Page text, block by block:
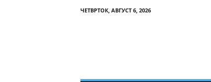
ЧЕТВРТОК, АВГУСТ 6, 2026